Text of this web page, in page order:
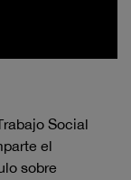
Social
el
sobre